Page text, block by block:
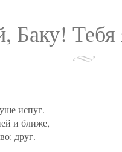
Баку! Тебя
испуг.
и ближе,
друг.